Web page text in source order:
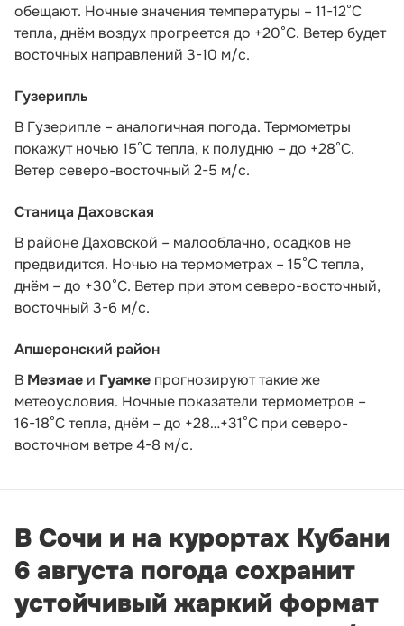
обещают. Ночные значения температуры – 11-12°С
тепла, днём воздух прогреется до +20°С. Ветер будет
восточных направлений 3-10 м/с.
Гузерипль
В Гузерипле – аналогичная погода. Термометры
покажут ночью 15°С тепла, к полудню – до +28°С.
Ветер северо-восточный 2-5 м/с.
Станица Даховская
В районе Даховской – малооблачно, осадков не
предвидится. Ночью на термометрах – 15°C тепла,
днём – до +30°C. Ветер при этом северо-восточный,
восточный 3-6 м/с.
Апшеронский район
В Мезмае и Гуамке прогнозируют такие же
метеоусловия. Ночные показатели термометров –
16-18°С тепла, днём – до +28…+31°С при северо-
восточном ветре 4-8 м/с.
В Сочи и на курортах Кубани
6 августа погода сохранит
устойчивый жаркий формат